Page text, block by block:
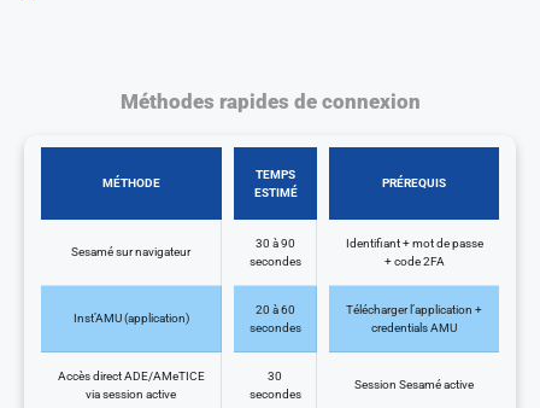
Méthodes rapides de connexion
MÉTHODE
TEMPS
ESTIMÉ
PRÉREQUIS
Sesamé sur navigateur
30 à 90
secondes
Identifiant + mot de passe
+ code 2FA
Inst’AMU (application)
20 à 60
secondes
Télécharger l’application +
credentials AMU
Accès direct ADE/AMeTICE
via session active
30
secondes
Session Sesamé active